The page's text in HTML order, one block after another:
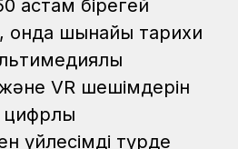
астам бірегей
онда шынайы тарихи
VR шешімдерін
цифрлық
үйлесімді түрде